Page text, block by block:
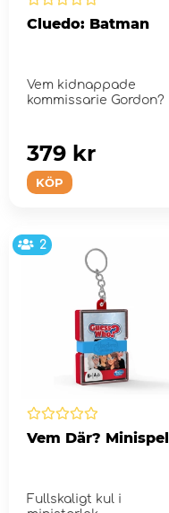
Cluedo: Batman
Vem kidnappade
kommissarie Gordon?
KÖP
379 kr
2
Vem Där? Minispel
Fullskaligt kul i